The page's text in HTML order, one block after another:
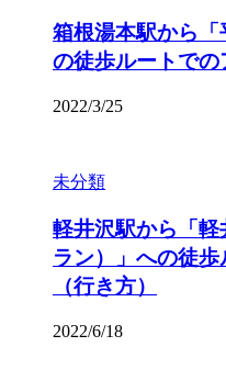
箱根湯本駅から
の徒歩ルートでの
2022/3/25
未分類
軽井沢駅から「軽
ラン）」への徒
（行き方）
2022/6/18